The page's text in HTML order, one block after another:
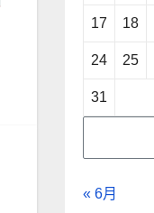
17 18
24 25
31
« 6月